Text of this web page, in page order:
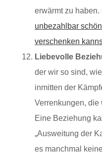
erwärmt zu
unbezahlbar
verschenken
Liebevolle
der wir so sind,
inmitten der
Verrenkungen, die
Eine Beziehung
„Ausweitung der
es manchmal